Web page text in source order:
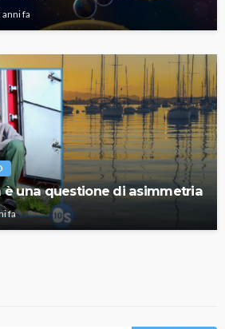
anni fa
è una questione di asimmetria
fa